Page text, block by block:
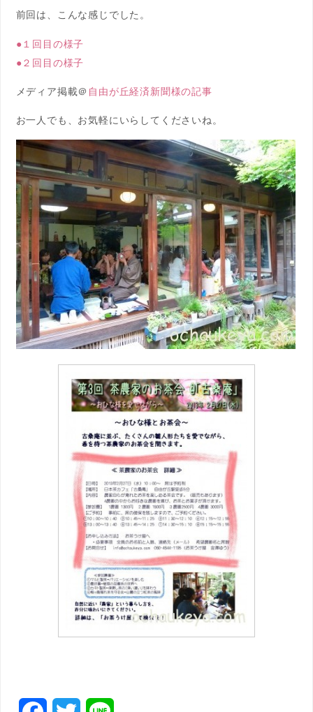
前回は、こんな感じでした。
●１回目の様子
●２回目の様子
メディア掲載＠ 自由が丘経済新聞様の記事
お一人でも、お気軽にいらしてくださいね。